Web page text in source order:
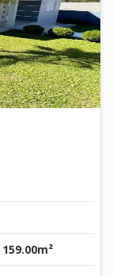
159.00m²